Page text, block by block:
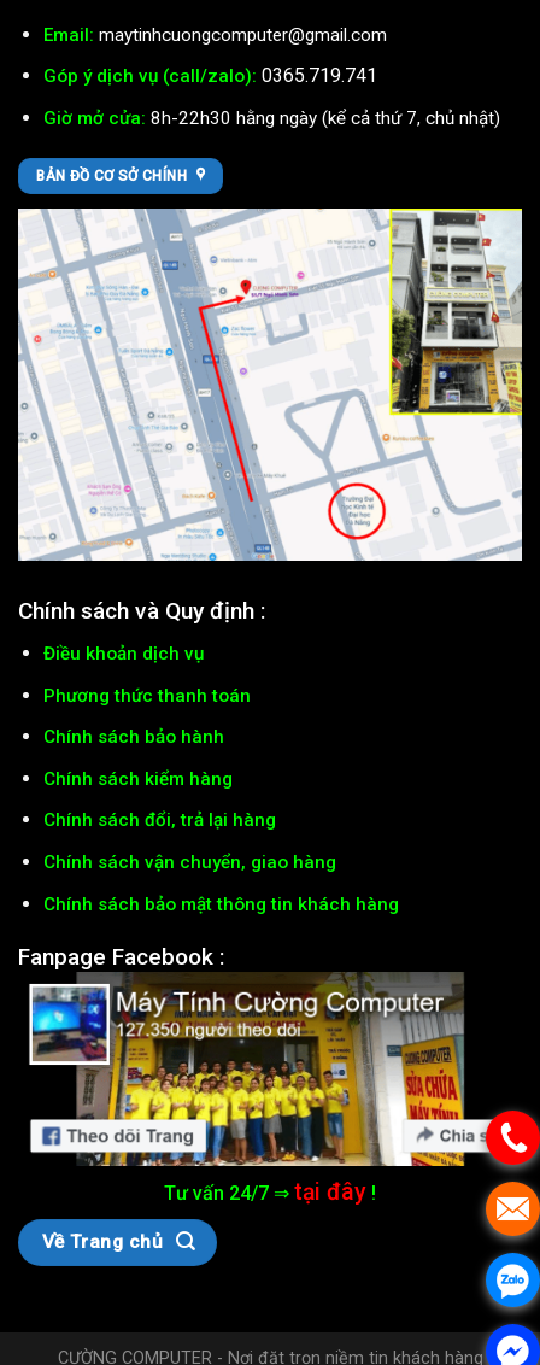
Email: maytinhcuongcomputer@gmail.com
Góp ý dịch vụ (call/zalo): 0365.719.741
Giờ mở cửa: 8h-22h30 hằng ngày (kể cả thứ 7, chủ nhật)
BẢN ĐỒ CƠ SỞ CHÍNH
Chính sách và Quy định :
Điều khoản dịch vụ
Phương thức thanh toán
Chính sách bảo hành
Chính sách kiểm hàng
Chính sách đổi, trả lại hàng
Chính sách vận chuyển, giao hàng
Chính sách bảo mật thông tin khách hàng
Fanpage Facebook :
Tư vấn 24/7 ⇒ tại đây !
Về Trang chủ
CƯỜNG COMPUTER - Nơi đặt trọn niềm tin khách hàng